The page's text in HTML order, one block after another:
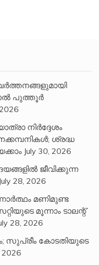
പുത്തൂർ
നിർദ്ദേശം
ശ്രദ്ധ
July 30, 2026
ജീവിക്കുന്ന
July 28, 2026
മണിമുണ്ട
മൂന്നാം ടാലന്റ്
28, 2026
സുപ്രീം കോടതിയുടെ
2026